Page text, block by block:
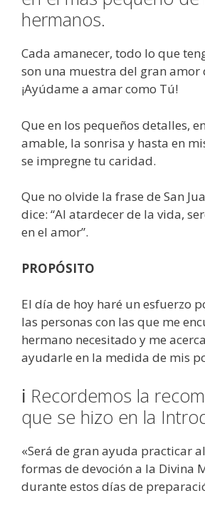
hermanos.
Cada amanecer, todo lo que
son una muestra del gran amor
¡Ayúdame a amar como Tú!
Que en los pequeños detalles,
amable, la sonrisa y hasta en
se impregne tu caridad.
Que no olvide la frase de San
dice: “Al atardecer de la vida,
en el amor”.
PROPÓSITO
El día de hoy haré un esfuerzo
las personas con las que me
hermano necesitado y me
ayudarle en la medida de mis
ℹ Recordemos la
que se hizo en la
«Será de gran ayuda practicar
formas de devoción a la Divina
durante estos días de